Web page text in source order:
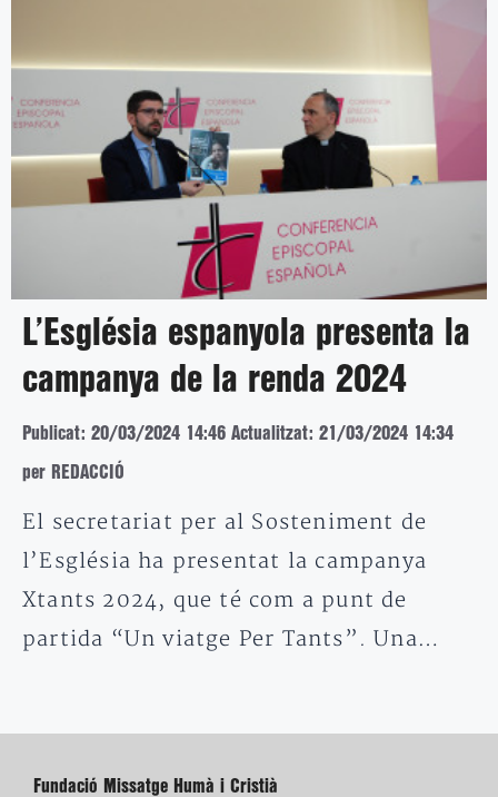
L’Església espanyola presenta la
campanya de la renda 2024
Publicat: 20/03/2024 14:46 Actualitzat: 21/03/2024 14:34
per REDACCIÓ
El secretariat per al Sosteniment de
l’Església ha presentat la campanya
Xtants 2024, que té com a punt de
partida “Un viatge Per Tants”. Una…
Fundació Missatge Humà i Cristià